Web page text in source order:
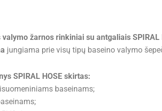
žarnos rinkiniai su antgaliais SPIRAL
jungiama prie visų tipų baseino valymo
SPIRAL HOSE skirtas:
baseinams;